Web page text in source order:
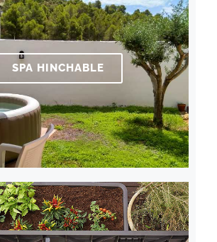
SPA HINCHABLE